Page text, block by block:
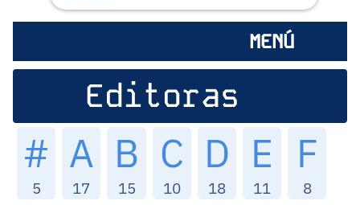
MENÚ
Editoras
#
5
A
17
B
15
C
10
D
18
E
11
F
8